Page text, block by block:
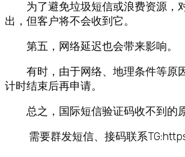
为了避免垃圾短信或浪费资源，对
出，但客户将不会收到它。
第五，网络延迟也会带来影响。
有时，由于网络、地理条件等原因
计时结束后再申请。
总之，国际短信验证码收不到的原
需要群发短信、接码联系